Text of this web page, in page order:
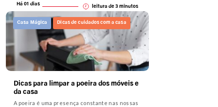
Há 01 dias leitura de 3 minutos
Casa Mágica Dicas de cuidados com a casa
Dicas para limpar a poeira dos móveis e
da casa
A poeira é uma presença constante nas nossas